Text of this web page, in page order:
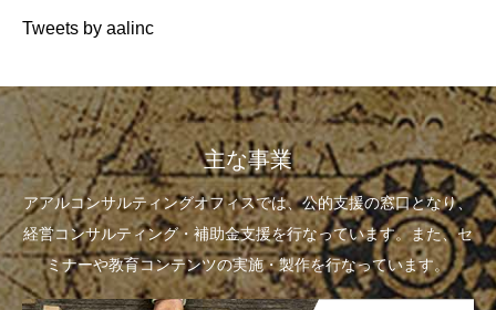
Tweets by aalinc
主な事業
アアルコンサルティングオフィスでは、公的支援の窓口となり、
経営コンサルティング・補助金支援を行なっています。また、セ
ミナーや教育コンテンツの実施・製作を行なっています。